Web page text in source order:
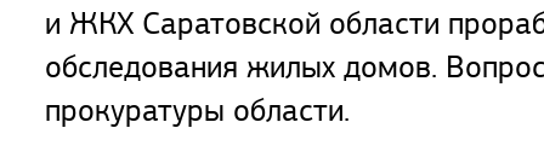
и ЖКХ Саратовской области
обследования жилых домов.
прокуратуры области.